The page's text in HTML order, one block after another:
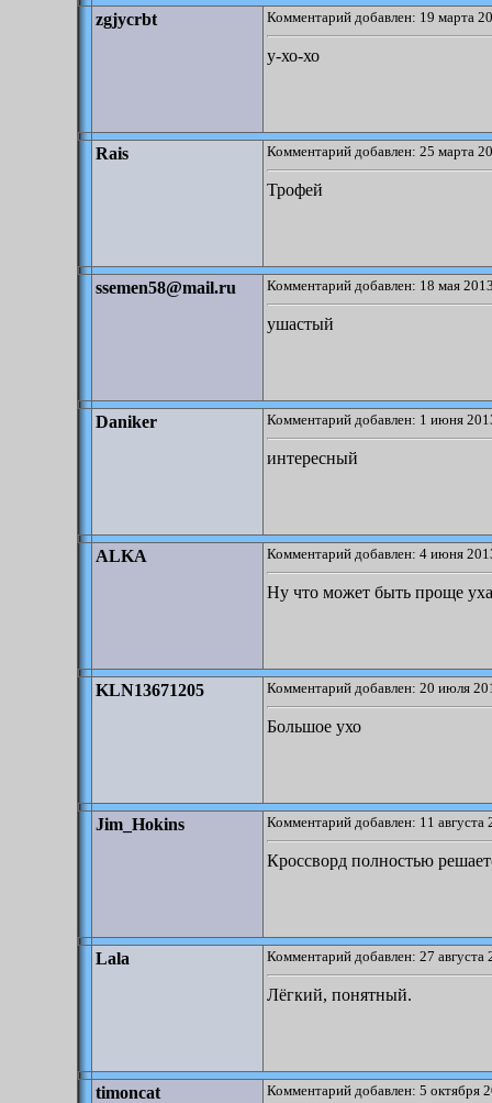
zgjycrbt Комментарий добавлен: 19 марта
у-хо-хо
Rais Комментарий добавлен: 25 марта
Трофей
ssemen58@mail.ru Комментарий добавлен: 18 мая
ушастый
Daniker Комментарий добавлен: 1 июня
интересный
ALKA Комментарий добавлен: 4 июня
Ну что может быть проще
KLN13671205 Комментарий добавлен: 20 июля
Большое ухо
Jim_Hokins Комментарий добавлен: 11 августа
Кроссворд полностью
Lala Комментарий добавлен: 27 августа
Лёгкий, понятный.
timoncat Комментарий добавлен: 5 октября